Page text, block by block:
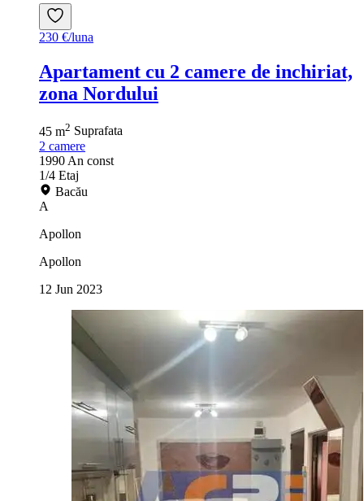
230 €/luna
Apartament cu 2 camere de inchiriat,
zona Nordului
45 m2 Suprafata
2 camere
1990 An const
1/4 Etaj
Bacău
A
Apollon
Apollon
12 Jun 2023